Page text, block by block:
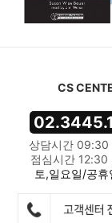
CS
상담시간
점심시간
토,일요일/공휴